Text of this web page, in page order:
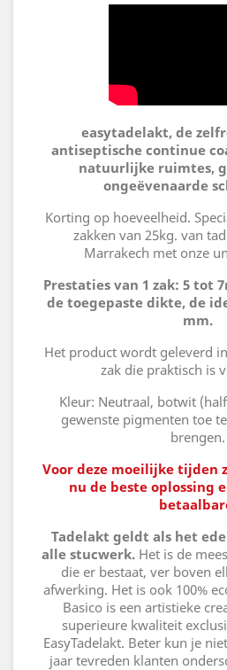
easytadelakt, de
antiseptische continue
natuurlijke ruimtes,
ongeëvenaarde
Korting op hoeveelheid.
zakken van 25kg. van
Marrakech met onze
Prestaties van 1 zak: 5 tot
de toegepaste dikte, de
mm.
Het product wordt geleverd
zak die praktisch is
Kleur: Neutraal, botwit
gewenste pigmenten toe
brengen.
Voor deze moeilijke tijden
nu de beste oplossing
Tadelakt geldt als het
alle stucwerk.Het is de
die er bestaat, ver boven
afwerking. Het is ook 100%
Basico is een artistieke
superieure kwaliteit
EasyTadelakt. Beter kun je
jaar tevreden klanten